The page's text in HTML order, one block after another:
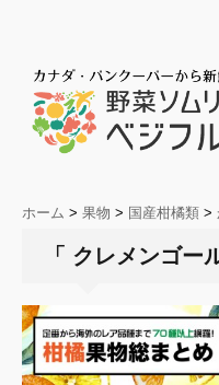
ホーム > 果物 > 国産柑橘類 >
「 クレメンゴー